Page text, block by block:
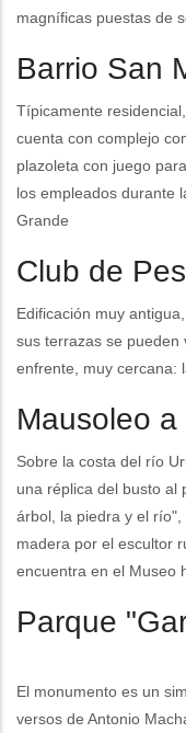
magníficas puestas de
Barrio San
Típicamente
cuenta con complejo
plazoleta con juego
los empleados durante
Grande
Club de
Edificación muy
sus terrazas se pueden
enfrente, muy cercana:
Mausoleo
Sobre la costa del río
una réplica del busto al
árbol, la piedra y el
madera por el escultor
encuentra en el Museo
Parque
El monumento es un
versos de Antonio